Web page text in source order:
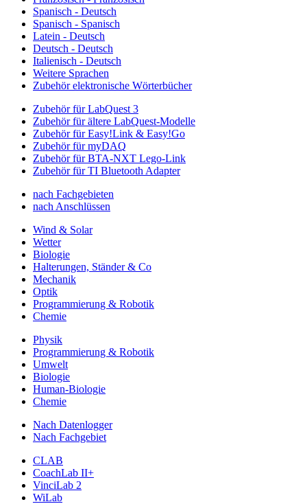
Spanisch - Deutsch
Spanisch - Spanisch
Latein - Deutsch
Deutsch - Deutsch
Italienisch - Deutsch
Weitere Sprachen
Zubehör elektronische Wörterbücher
Zubehör für LabQuest 3
Zubehör für ältere LabQuest-Modelle
Zubehör für Easy!Link & Easy!Go
Zubehör für myDAQ
Zubehör für BTA-NXT Lego-Link
Zubehör für TI Bluetooth Adapter
nach Fachgebieten
nach Anschlüssen
Wind & Solar
Wetter
Biologie
Halterungen, Ständer & Co
Mechanik
Optik
Programmierung & Robotik
Chemie
Physik
Programmierung & Robotik
Umwelt
Biologie
Human-Biologie
Chemie
Nach Datenlogger
Nach Fachgebiet
CLAB
CoachLab II+
VinciLab 2
WiLab